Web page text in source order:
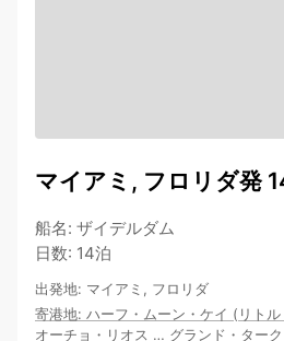
マイアミ, フロリダ発
船名: ザイデルダム
日数: 14泊
出発地: マイアミ, フロリダ
寄港地: ハーフ・ムーン・ケイ (リト
オーチョ・リオス … グランド・ターク